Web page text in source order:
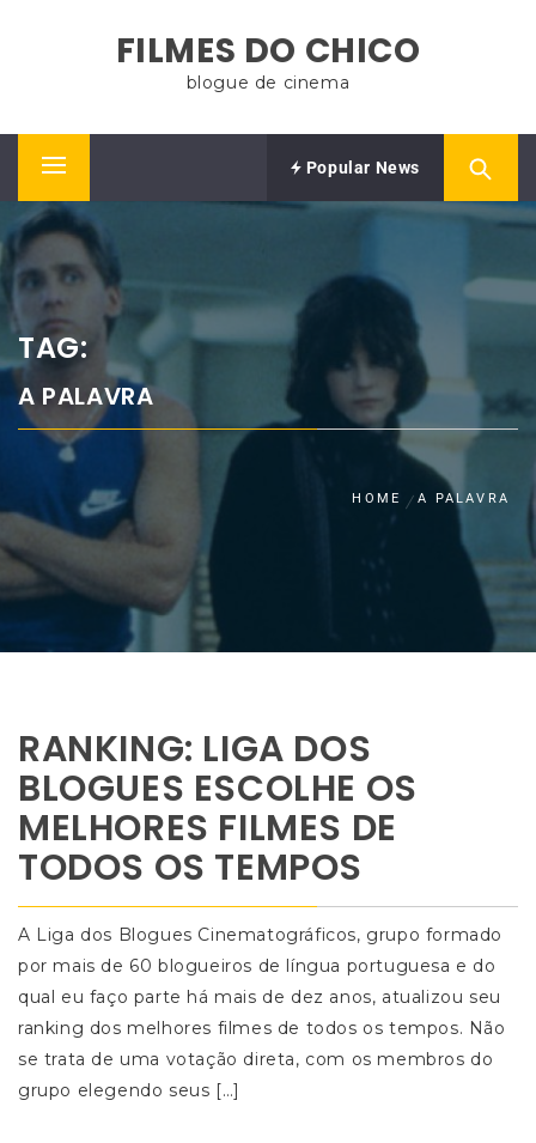
FILMES DO CHICO
blogue de cinema
Primary
Menu
Popular News
TAG:
A PALAVRA
HOME A PALAVRA
RANKING: LIGA DOS
BLOGUES ESCOLHE OS
MELHORES FILMES DE
TODOS OS TEMPOS
A Liga dos Blogues Cinematográficos, grupo formado
por mais de 60 blogueiros de língua portuguesa e do
qual eu faço parte há mais de dez anos, atualizou seu
ranking dos melhores filmes de todos os tempos. Não
se trata de uma votação direta, com os membros do
grupo elegendo seus […]